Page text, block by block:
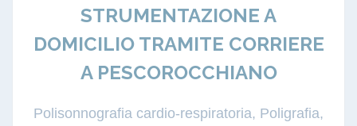
STRUMENTAZIONE A
DOMICILIO TRAMITE CORRIERE
A PESCOROCCHIANO
Polisonnografia cardio-respiratoria, Poligrafia,